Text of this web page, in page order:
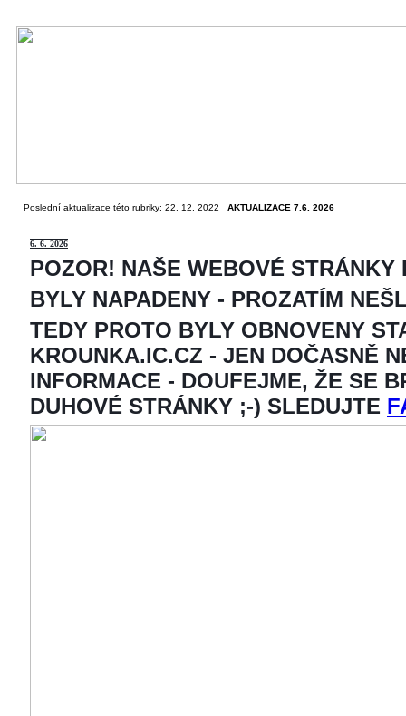
Poslední aktualizace této rubriky: 22. 12. 2022 AKTUALIZACE 7.6. 2026
6. 6. 2026
POZOR! NAŠE WEBOVÉ STRÁNKY
BYLY NAPADENY - PROZATÍM
TEDY PROTO BYLY OBNOVENY
KROUNKA.IC.CZ - JEN DOČASNĚ
INFORMACE - DOUFEJME, ŽE SE
DUHOVÉ STRÁNKY ;-) SLEDUJTE